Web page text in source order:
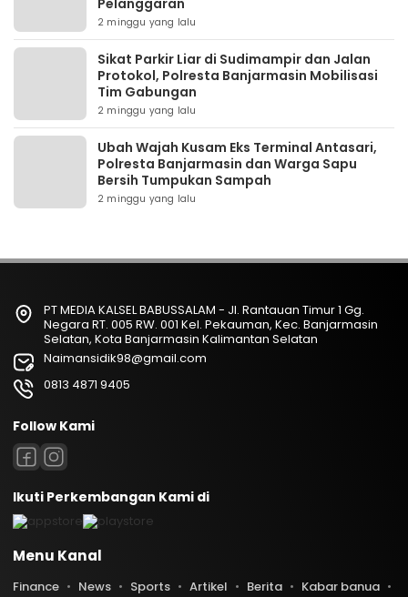
Pelanggaran
2 minggu yang lalu
Sikat Parkir Liar di Sudimampir dan Jalan
Protokol, Polresta Banjarmasin Mobilisasi
Tim Gabungan
2 minggu yang lalu
Ubah Wajah Kusam Eks Terminal Antasari,
Polresta Banjarmasin dan Warga Sapu
Bersih Tumpukan Sampah
2 minggu yang lalu
PT MEDIA KALSEL BABUSSALAM - Jl. Rantauan Timur 1 Gg.
Negara RT. 005 RW. 001 Kel. Pekauman, Kec. Banjarmasin
Selatan, Kota Banjarmasin Kalimantan Selatan
Naimansidik98@gmail.com
0813 4871 9405
Follow Kami
Ikuti Perkembangan Kami di
Menu Kanal
Finance News Sports Artikel Berita
Kabar banua